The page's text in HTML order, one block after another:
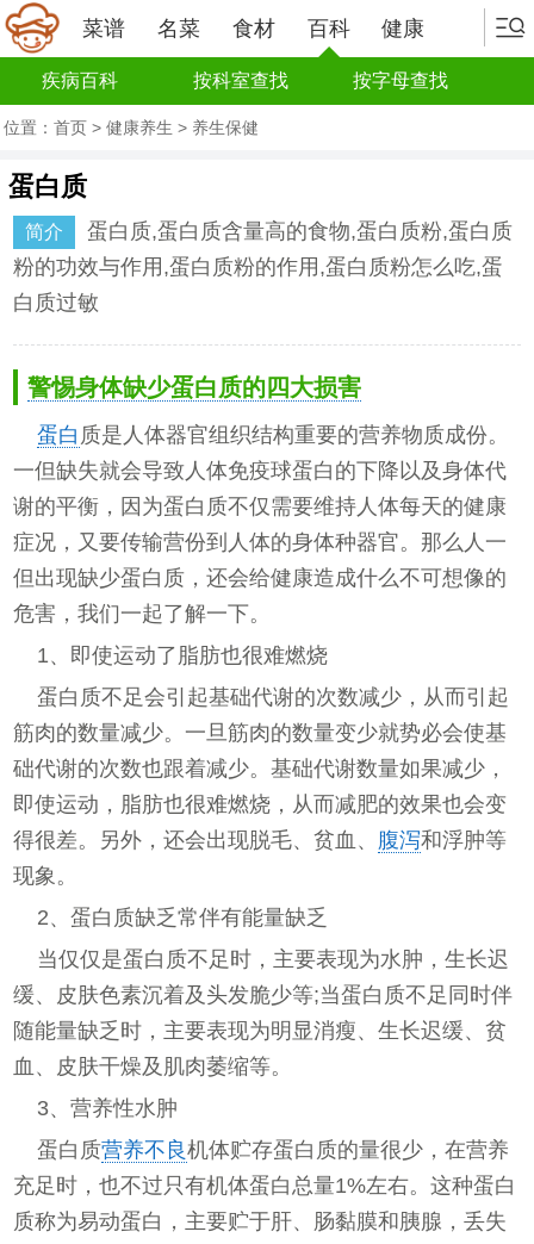
菜谱 名菜 食材 百科 健康
疾病百科 按科室查找 按字母查找
位置： 首页 > 健康养生 > 养生保健
蛋白质
简介
蛋白质,蛋白质含量高的食物,蛋白质粉,蛋白质
粉的功效与作用,蛋白质粉的作用,蛋白质粉怎么吃,蛋
白质过敏
警惕身体缺少蛋白质的四大损害
蛋白 质是人体器官组织结构重要的营养物质成份。
一但缺失就会导致人体免疫球蛋白的下降以及身体代
谢的平衡，因为蛋白质不仅需要维持人体每天的健康
症况，又要传输营份到人体的身体种器官。那么人一
但出现缺少蛋白质，还会给健康造成什么不可想像的
危害，我们一起了解一下。
1、即使运动了脂肪也很难燃烧
蛋白质不足会引起基础代谢的次数减少，从而引起
筋肉的数量减少。一旦筋肉的数量变少就势必会使基
础代谢的次数也跟着减少。基础代谢数量如果减少，
即使运动，脂肪也很难燃烧，从而减肥的效果也会变
得很差。另外，还会出现脱毛、贫血、 腹泻和浮肿等
现象。
2、蛋白质缺乏常伴有能量缺乏
当仅仅是蛋白质不足时，主要表现为水肿，生长迟
缓、皮肤色素沉着及头发脆少等;当蛋白质不足同时伴
随能量缺乏时，主要表现为明显消瘦、生长迟缓、贫
血、皮肤干燥及肌肉萎缩等。
3、营养性水肿
蛋白质营养不良机体贮存蛋白质的量很少，在营养
充足时，也不过只有机体蛋白总量1%左右。这种蛋白
质称为易动蛋白，主要贮于肝、肠黏膜和胰腺，丢失